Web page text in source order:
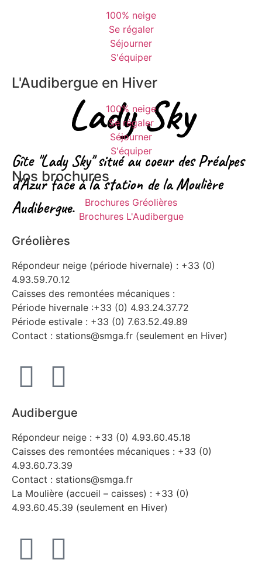
Lady Sky
Gîte "Lady Sky" situé au coeur des Préalpes
d'Azur face à la station de la Moulière
Audibergue.
100% neige
Se régaler
Séjourner
S'équiper
L'Audibergue en Hiver
100% neige
Se régaler
Séjourner
S'équiper
Nos brochures
Brochures Gréolières
Brochures L'Audibergue
Gréolières
Répondeur neige (période hivernale) : +33 (0)
4.93.59.70.12
Caisses des remontées mécaniques :
Période hivernale :+33 (0) 4.93.24.37.72
Période estivale : +33 (0) 7.63.52.49.89
Contact : stations@smga.fr (seulement en Hiver)
Audibergue
Répondeur neige : +33 (0) 4.93.60.45.18
Caisses des remontées mécaniques : +33 (0)
4.93.60.73.39
Contact : stations@smga.fr
La Moulière (accueil – caisses) : +33 (0)
4.93.60.45.39 (seulement en Hiver)